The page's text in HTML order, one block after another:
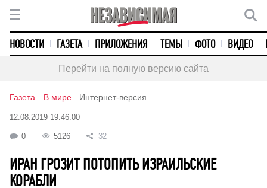
НОВОСТИ ГАЗЕТА ПРИЛОЖЕНИЯ ТЕМЫ ФОТО ВИДЕО
Перейти на полную версию сайта
Газета В мире Интернет-версия
12.08.2019 19:46:00
0 5126 32
ИРАН ГРОЗИТ ПОТОПИТЬ ИЗРАИЛЬСКИЕ
КОРАБЛИ